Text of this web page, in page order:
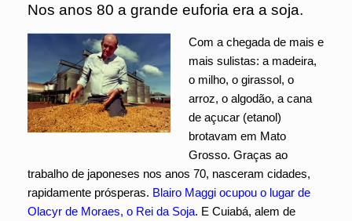
Nos anos 80 a grande euforia era a soja.
Com a chegada de mais e
mais sulistas: a madeira,
o milho, o girassol, o
arroz, o algodão, a cana
de açucar (etanol)
brotavam em Mato
Grosso. Graças ao
trabalho de japoneses nos anos 70, nasceram cidades,
rapidamente prósperas. Blairo Maggi ocupou o lugar de
Olacyr de Moraes, o Rei da Soja. E Cuiabá, alem de